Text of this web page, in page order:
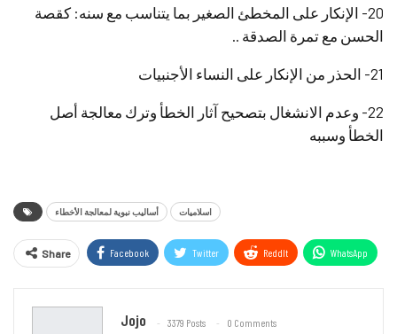
20- الإنكار على المخطئ الصغير بما يتناسب مع سنه: كقصة
الحسن مع تمرة الصدقة ..
21- الحذر من الإنكار على النساء الأجنبيات
22- وعدم الانشغال بتصحيح آثار الخطأ وترك معالجة أصل
الخطأ وسببه
أساليب نبوية لمعالجة الأخطاء اسلاميات
Share Facebook Twitter ReddIt WhatsApp
Jojo 3379 Posts 0 Comments